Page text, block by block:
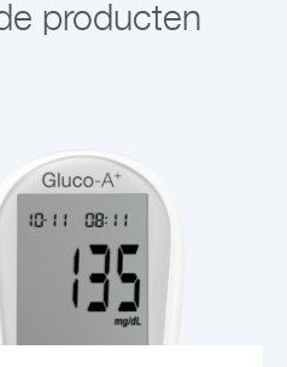
producten